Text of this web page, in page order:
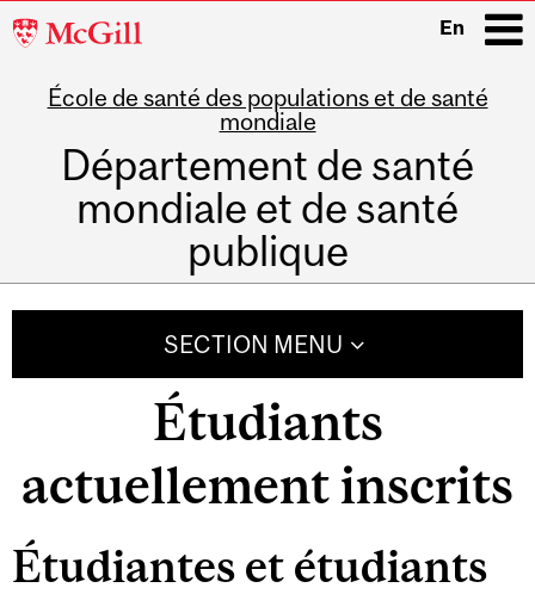
McGill
En
École de santé des populations et de santé
mondiale
Département de santé
mondiale et de santé
publique
SECTION MENU
Étudiants
actuellement inscrits
Étudiantes et étudiants